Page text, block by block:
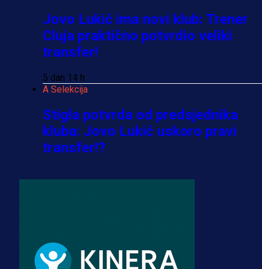
Jovo Lukić ima novi klub: Trener
Cluja praktično potvrdio veliki
transfer!
5 dan 14 h
A Selekcija
Stigla potvrda od predsjednika
kluba: Jovo Lukić uskoro pravi
transfer!?
dres BiH!